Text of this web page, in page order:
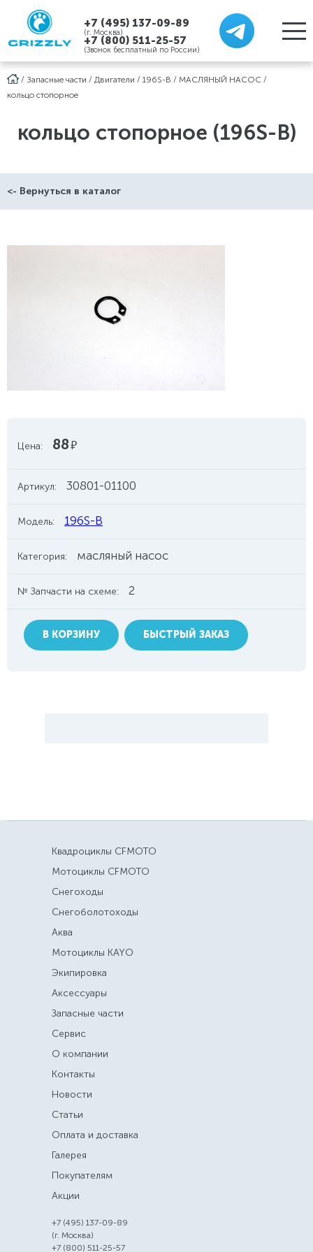
+7 (495) 137-09-89
(г. Москва)
+7 (800) 511-25-57
(Звонок бесплатный по России)
/ Запасные части / Двигатели / 196S-B / МАСЛЯНЫЙ НАСОС /
кольцо стопорное
кольцо стопорное (196S-B)
<- Вернуться в каталог
Цена: 88руб.
Артикул: 30801-01100
Модель: 196S-B
Категория: масляный насос
№ Запчасти на схеме: 2
В КОРЗИНУ БЫСТРЫЙ ЗАКАЗ
Квадроциклы CFMOTO
Мотоциклы CFMOTO
Снегоходы
Снегоболотоходы
Аква
Мотоциклы KAYO
Экипировка
Аксессуары
Запасные части
Сервис
О компании
Контакты
Новости
Статьи
Оплата и доставка
Галерея
Покупателям
Акции
+7 (495) 137-09-89
(г. Москва)
+7 (800) 511-25-57